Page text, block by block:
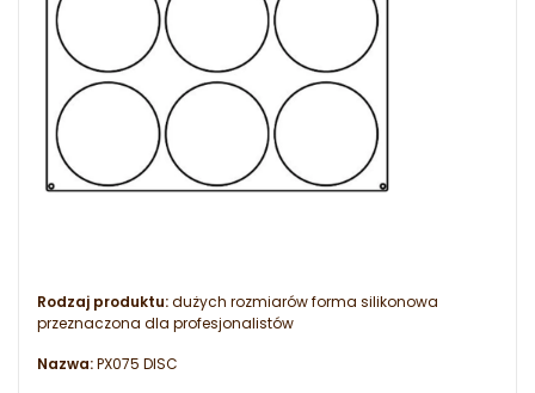
Rodzaj produktu:dużych rozmiarów forma silikonowa
przeznaczona dla profesjonalistów
Nazwa:PX075 DISC